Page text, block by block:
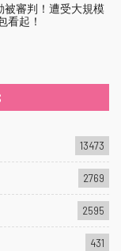
被審判！遭受大規模
看起！
13473
2769
2595
431